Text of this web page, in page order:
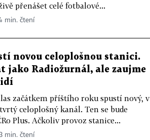
přenášet celé fotbalové...
min. čtení
novou celoplošnou stanici.
jako Radiožurnál, ale zaujme
začátkem příštího roku spustí nový, v
celoplošný kanál. Ten se bude
Plus. Ačkoliv provoz stanice...
min. čtení